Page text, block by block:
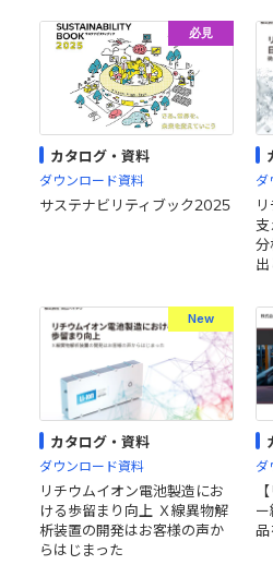
必見
カタログ・資料
ダウンロード資料
サステナビリティブック2025
ダ
New
カタログ・資料
ダウンロード資料
リチウムイオン電池製造にお
ける歩留まり向上 Ｘ線異物解
析装置の開発はお客様の声か
らはじまった
ダ